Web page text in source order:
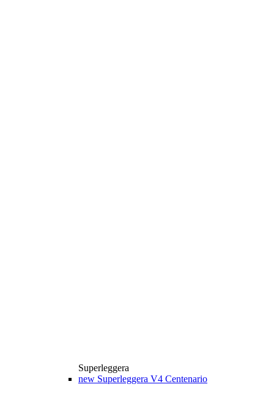
Superleggera
new Superleggera V4 Centenario